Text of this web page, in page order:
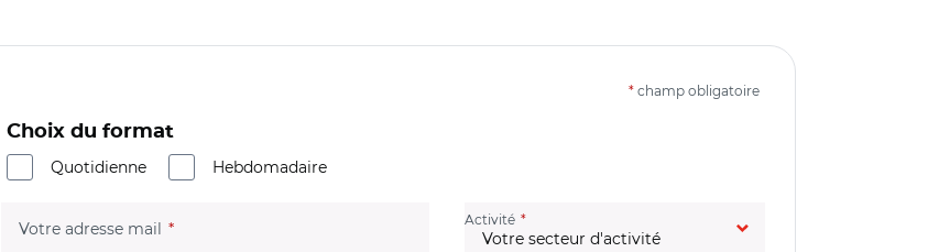
* champ obligatoire
Choix du format
Quotidienne
Hebdomadaire
Votre adresse mail (champ obligatoire) Activité (champ obligatoire)